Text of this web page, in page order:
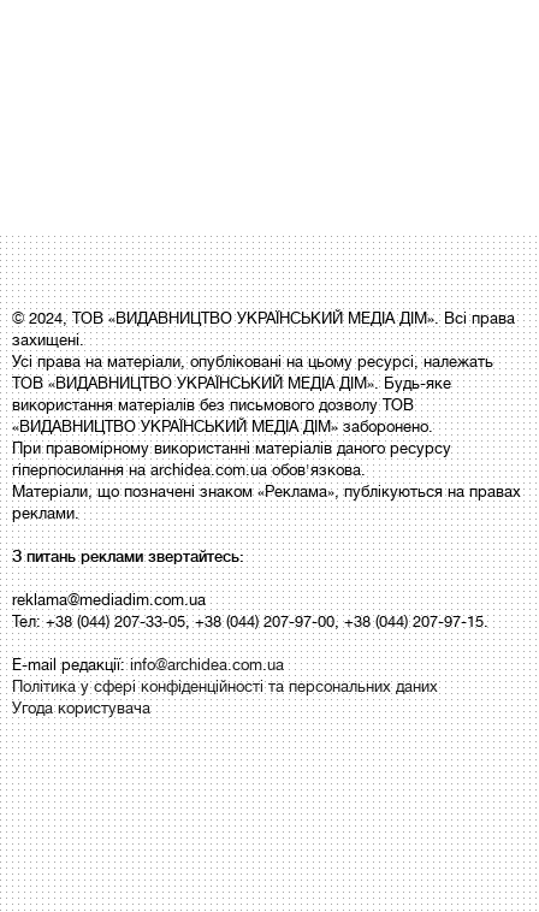
© 2024, ТОВ «ВИДАВНИЦТВО УКРАЇНСЬКИЙ МЕДІА ДІМ». Всі права
захищені.
Усі права на матеріали, опубліковані на цьому ресурсі, належать
ТОВ «ВИДАВНИЦТВО УКРАЇНСЬКИЙ МЕДІА ДІМ». Будь-яке
використання матеріалів без письмового дозволу ТОВ
«ВИДАВНИЦТВО УКРАЇНСЬКИЙ МЕДІА ДІМ» заборонено.
При правомірному використанні матеріалів даного ресурсу
гіперпосилання на archidea.com.ua обов'язкова.
Матеріали, що позначені знаком «Реклама», публікуються на правах
реклами.
З питань реклами звертайтесь:
reklama@mediadim.com.ua
Тел: +38 (044) 207-33-05, +38 (044) 207-97-00, +38 (044) 207-97-15.
E-mail редакції:info@archidea.com.ua
Політика у сфері конфіденційності та персональних даних
Угода користувача